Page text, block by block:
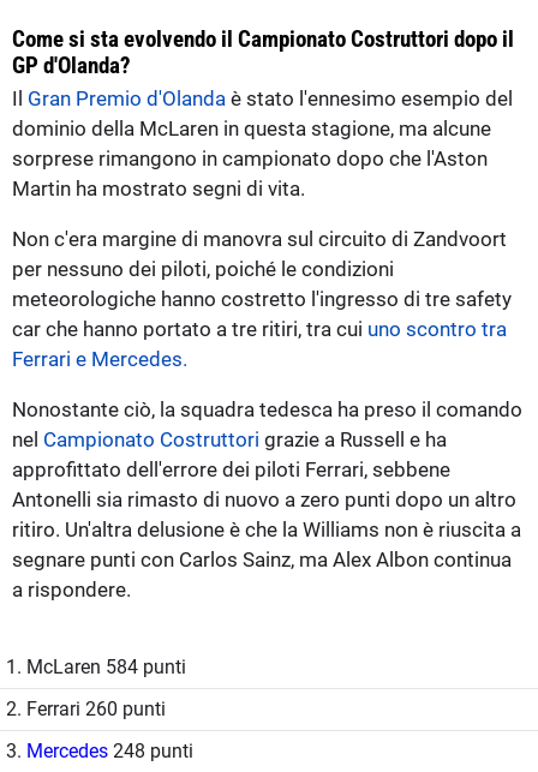
Come si sta evolvendo il Campionato Costruttori dopo il
GP d'Olanda?
Il Gran Premio d'Olanda è stato l'ennesimo esempio del
dominio della McLaren in questa stagione, ma alcune
sorprese rimangono in campionato dopo che l'Aston
Martin ha mostrato segni di vita.
Non c'era margine di manovra sul circuito di Zandvoort
per nessuno dei piloti, poiché le condizioni
meteorologiche hanno costretto l'ingresso di tre safety
car che hanno portato a tre ritiri, tra cui uno scontro tra
Ferrari e Mercedes.
Nonostante ciò, la squadra tedesca ha preso il comando
nel Campionato Costruttori grazie a Russell e ha
approfittato dell'errore dei piloti Ferrari, sebbene
Antonelli sia rimasto di nuovo a zero punti dopo un altro
ritiro. Un'altra delusione è che la Williams non è riuscita a
segnare punti con Carlos Sainz, ma Alex Albon continua
a rispondere.
1. McLaren 584 punti
2. Ferrari 260 punti
3. Mercedes 248 punti